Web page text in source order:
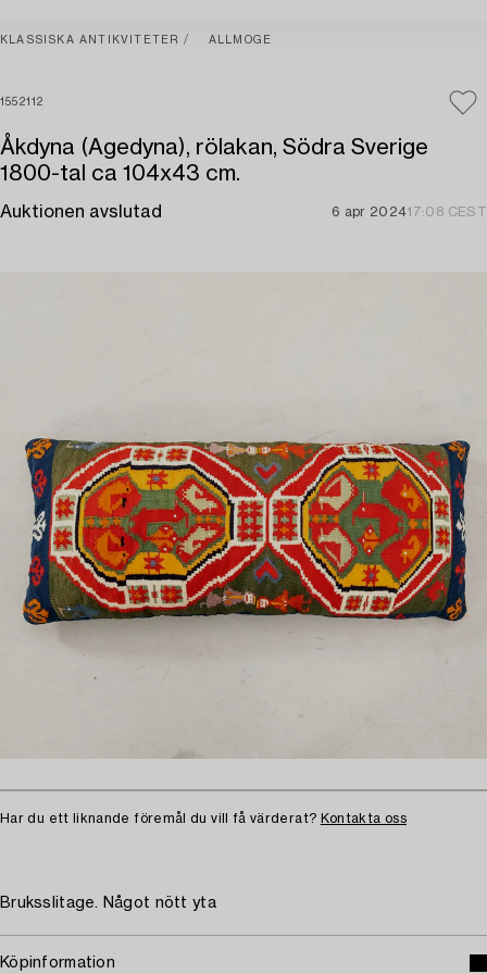
KLASSISKA ANTIKVITETER ALLMOGE
1552112
Åkdyna (Agedyna), rölakan, Södra Sverige
1800-tal ca 104x43 cm.
Auktionen avslutad 6 apr 202417:08 CEST
Har du ett liknande föremål du vill få värderat? Kontakta oss
Bruksslitage. Något nött yta
Köpinformation